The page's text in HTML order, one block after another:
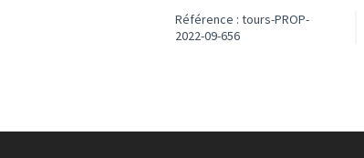
Référence : tours-PROP-
2022-09-656